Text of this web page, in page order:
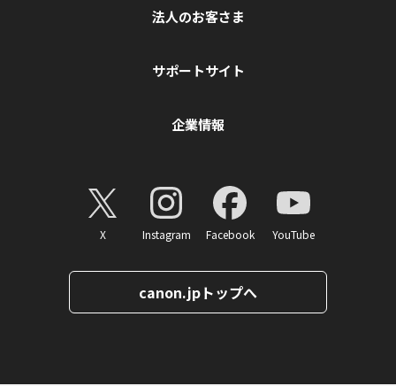
法人のお客さま
サポートサイト
企業情報
X Instagram Facebook YouTube
canon.jpトップへ